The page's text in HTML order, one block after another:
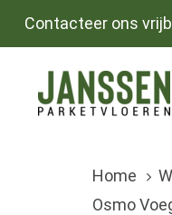
Skip
Skip
primary
navigation
Contacteer ons
Home
Osmo